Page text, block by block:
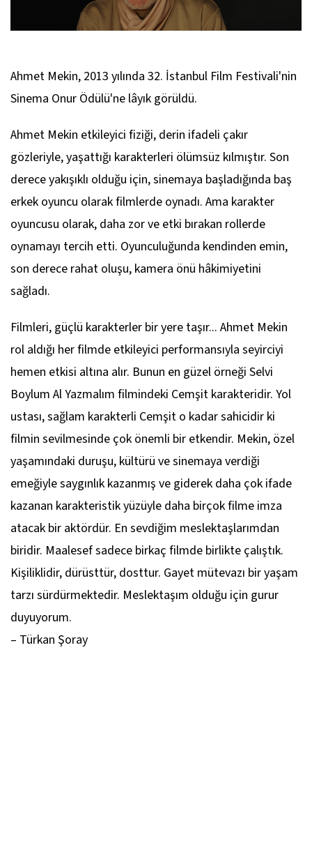
Ahmet Mekin, 2013 yılında 32. İstanbul Film Festivali'nin
Sinema Onur Ödülü'ne lâyık görüldü.
Ahmet Mekin etkileyici fiziği, derin ifadeli çakır
gözleriyle, yaşattığı karakterleri ölümsüz kılmıştır. Son
derece yakışıklı olduğu için, sinemaya başladığında baş
erkek oyuncu olarak filmlerde oynadı. Ama karakter
oyuncusu olarak, daha zor ve etki bırakan rollerde
oynamayı tercih etti. Oyunculuğunda kendinden emin,
son derece rahat oluşu, kamera önü hâkimiyetini
sağladı.
Filmleri, güçlü karakterler bir yere taşır... Ahmet Mekin
rol aldığı her filmde etkileyici performansıyla seyirciyi
hemen etkisi altına alır. Bunun en güzel örneği Selvi
Boylum Al Yazmalım filmindeki Cemşit karakteridir. Yol
ustası, sağlam karakterli Cemşit o kadar sahicidir ki
filmin sevilmesinde çok önemli bir etkendir. Mekin, özel
yaşamındaki duruşu, kültürü ve sinemaya verdiği
emeğiyle saygınlık kazanmış ve giderek daha çok ifade
kazanan karakteristik yüzüyle daha birçok filme imza
atacak bir aktördür. En sevdiğim meslektaşlarımdan
biridir. Maalesef sadece birkaç filmde birlikte çalıştık.
Kişiliklidir, dürüsttür, dosttur. Gayet mütevazı bir yaşam
tarzı sürdürmektedir. Meslektaşım olduğu için gurur
duyuyorum.
– Türkan Şoray